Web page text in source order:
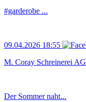
#garderobe ...
09.04.2026 18:55
M. Coray Schreinerei AG
Der Sommer naht...